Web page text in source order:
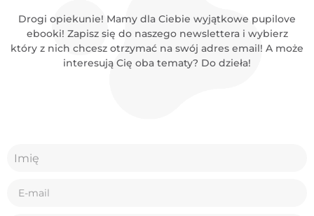
Drogi opiekunie! Mamy dla Ciebie wyjątkowe pupilove
ebooki! Zapisz się do naszego newslettera i wybierz
który z nich chcesz otrzymać na swój adres email! A może
interesują Cię oba tematy? Do dzieła!